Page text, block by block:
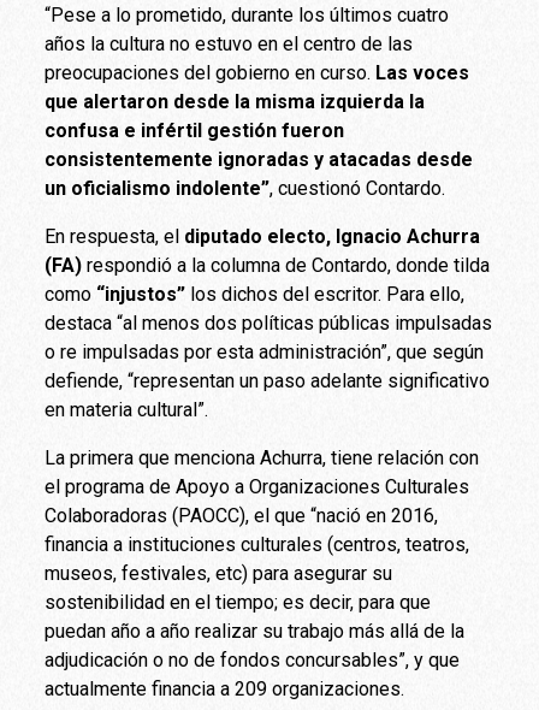
“Pese a lo prometido, durante los últimos cuatro
años la cultura no estuvo en el centro de las
preocupaciones del gobierno en curso. Las voces
que alertaron desde la misma izquierda la
confusa e infértil gestión fueron
consistentemente ignoradas y atacadas desde
un oficialismo indolente”, cuestionó Contardo.
En respuesta, el diputado electo, Ignacio Achurra
(FA) respondió a la columna de Contardo, donde tilda
como “injustos” los dichos del escritor. Para ello,
destaca “al menos dos políticas públicas impulsadas
o re impulsadas por esta administración”, que según
defiende, “representan un paso adelante significativo
en materia cultural”.
La primera que menciona Achurra, tiene relación con
el programa de Apoyo a Organizaciones Culturales
Colaboradoras (PAOCC), el que “nació en 2016,
financia a instituciones culturales (centros, teatros,
museos, festivales, etc) para asegurar su
sostenibilidad en el tiempo; es decir, para que
puedan año a año realizar su trabajo más allá de la
adjudicación o no de fondos concursables”, y que
actualmente financia a 209 organizaciones.